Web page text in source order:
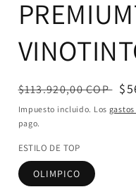
Precio
habitual
$113.920,00 COP
de
Impuesto incluido. Los
pago.
ESTILO DE TOP
OLIMPICO